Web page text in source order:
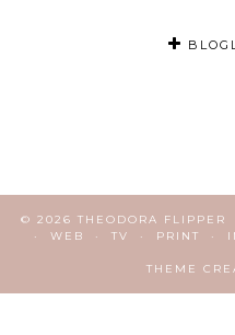
© 2026 THEODORA FLIPPER
WEB
TV PRINT
THEME